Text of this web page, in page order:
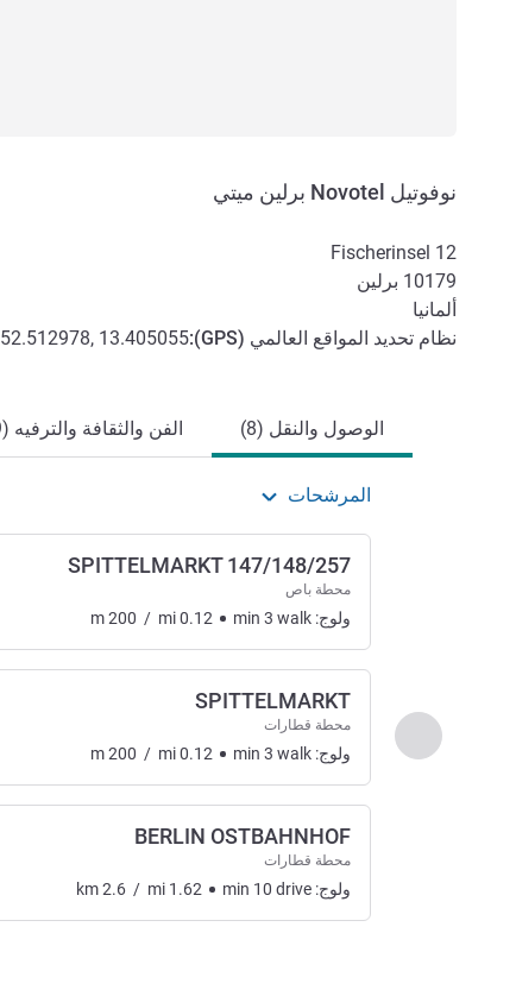
نوفوتيل Novotel برلين ميتي
Fischerinsel 12
10179 برلين
ألمانيا
نظام تحديد المواقع العالمي (GPS
):
52.512978, 13.405055
الوصول والنقل (8) الفن والثقافة والترفيه (19)
المرشحات
السابق - الوصول والنقل
SPITTELMARKT 147/148/257
محطة باص
ولوج: m200 / mi0.12 min 3 walk
SPITTELMARKT
محطة قطارات
ولوج: m200 / mi0.12 min 3 walk
BERLIN OSTBAHNHOF
محطة قطارات
ولوج: km2.6 / mi 1.62 min 10 drive